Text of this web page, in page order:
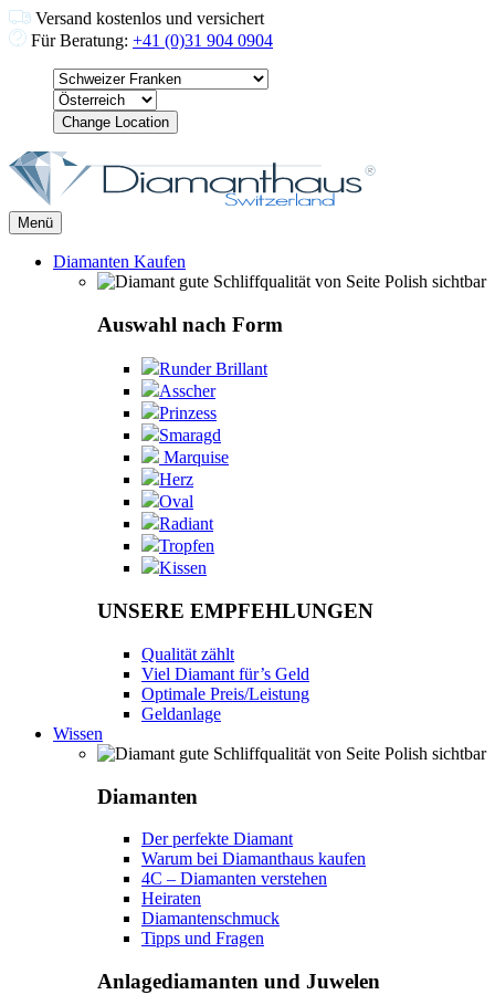
Versand kostenlos und versichert
Für Beratung: +41 (0)31 904 0904
Change Location
Menü
Diamanten Kaufen
Auswahl nach Form
Runder Brillant
Asscher
Prinzess
Smaragd
Marquise
Herz
Oval
Radiant
Tropfen
Kissen
UNSERE EMPFEHLUNGEN
Qualität zählt
Viel Diamant für’s Geld
Optimale Preis/Leistung
Geldanlage
Wissen
Diamanten
Der perfekte Diamant
Warum bei Diamanthaus kaufen
4C – Diamanten verstehen
Heiraten
Diamantenschmuck
Tipps und Fragen
Anlagediamanten und Juwelen